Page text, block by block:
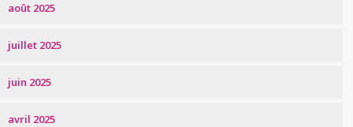
août 2025
juillet 2025
juin 2025
avril 2025